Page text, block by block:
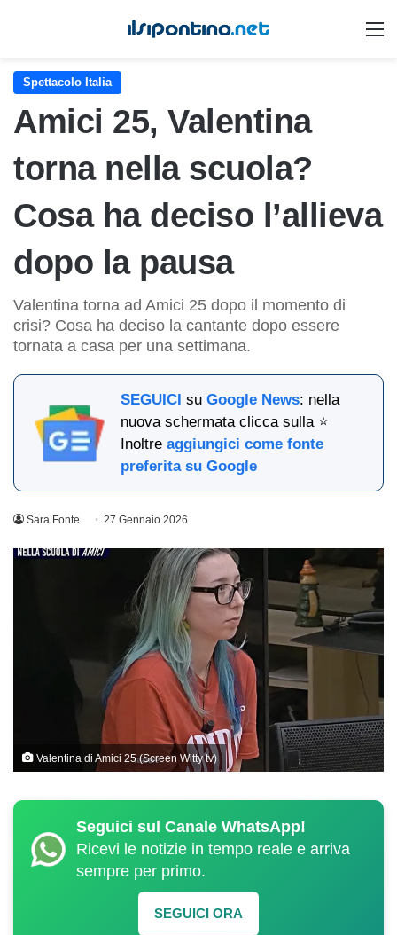
Spettacolo Italia
Amici 25, Valentina
torna nella scuola?
Cosa ha deciso l’allieva
dopo la pausa
Valentina torna ad Amici 25 dopo il momento di
crisi? Cosa ha deciso la cantante dopo essere
tornata a casa per una settimana.
SEGUICI suGoogle News: nella
nuova schermata clicca sulla ⭐
Inoltreaggiungici come fonte
preferita su Google
Sara Fonte 27 Gennaio 2026
Valentina di Amici 25 (Screen Witty tv)
Seguici sul Canale WhatsApp!
Ricevi le notizie in tempo reale e arriva
sempre per primo.
SEGUICI ORA